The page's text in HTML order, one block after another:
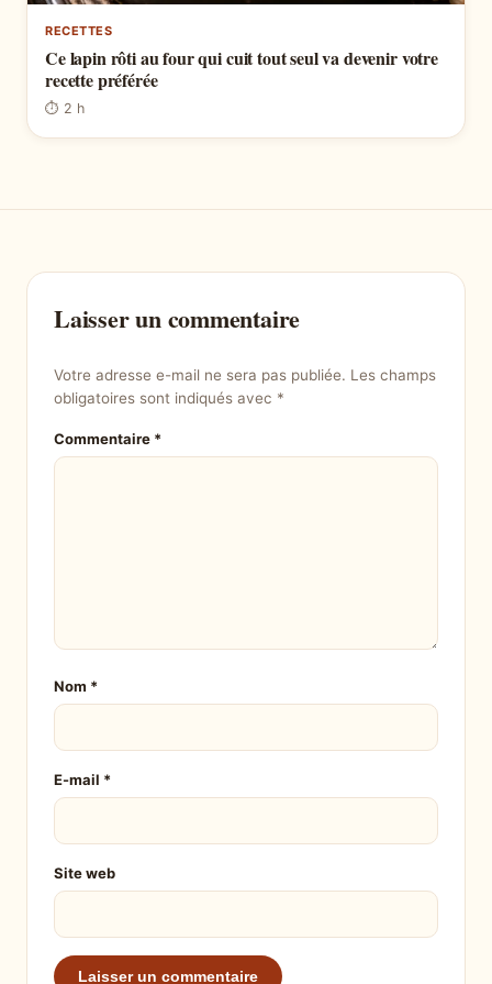
RECETTES
Ce lapin rôti au four qui cuit tout seul va devenir votre
recette préférée
⏱ 2 h
Laisser un commentaire
Votre adresse e-mail ne sera pas publiée. Les champs
obligatoires sont indiqués avec *
Commentaire *
Nom *
E-mail *
Site web